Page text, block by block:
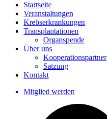
Startseite
Veranstaltungen
Krebserkrankungen
Transplantationen
Organspende
Über uns
Kooperationspartner
Satzung
Kontakt
Mitglied werden